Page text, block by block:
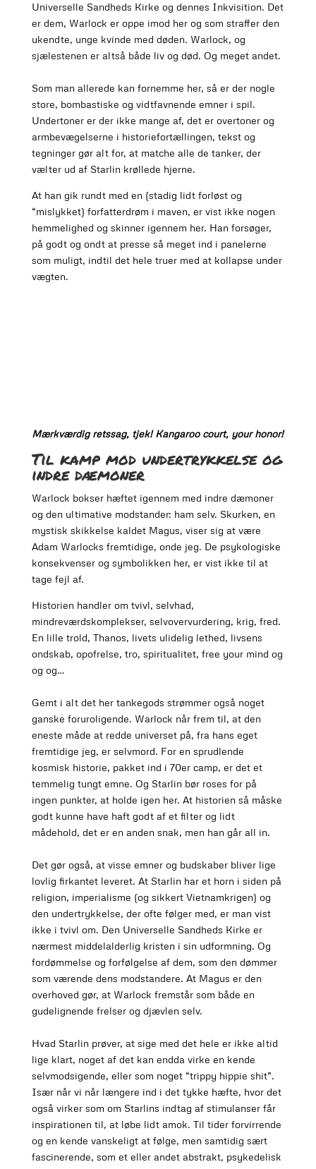
Universelle Sandheds Kirke og dennes Inkvisition. Det
er dem, Warlock er oppe imod her og som straffer den
ukendte, unge kvinde med døden. Warlock, og
sjælestenen er altså både liv og død. Og meget andet.
Som man allerede kan fornemme her, så er der nogle
store, bombastiske og vidtfavnende emner i spil.
Undertoner er der ikke mange af, det er overtoner og
armbevægelserne i historiefortællingen, tekst og
tegninger gør alt for, at matche alle de tanker, der
vælter ud af Starlin krøllede hjerne.
At han gik rundt med en (stadig lidt forløst og
“mislykket) forfatterdrøm i maven, er vist ikke nogen
hemmelighed og skinner igennem her. Han forsøger,
på godt og ondt at presse så meget ind i panelerne
som muligt, indtil det hele truer med at kollapse under
vægten.
Mærkværdig retssag, tjek! Kangaroo court, your honor!
Til kamp mod undertrykkelse og
indre dæmoner
Warlock bokser hæftet igennem med indre dæmoner
og den ultimative modstander: ham selv. Skurken, en
mystisk skikkelse kaldet Magus, viser sig at være
Adam Warlocks fremtidige, onde jeg. De psykologiske
konsekvenser og symbolikken her, er vist ikke til at
tage fejl af.
Historien handler om tvivl, selvhad,
mindreværdskomplekser, selvovervurdering, krig, fred.
En lille trold, Thanos, livets ulidelig lethed, livsens
ondskab, opofrelse, tro, spiritualitet, free your mind og
og og…
Gemt i alt det her tankegods strømmer også noget
ganske foruroligende. Warlock når frem til, at den
eneste måde at redde universet på, fra hans eget
fremtidige jeg, er selvmord. For en sprudlende
kosmisk historie, pakket ind i 70er camp, er det et
temmelig tungt emne. Og Starlin bør roses for på
ingen punkter, at holde igen her. At historien så måske
godt kunne have haft godt af et filter og lidt
mådehold, det er en anden snak, men han går all in.
Det gør også, at visse emner og budskaber bliver lige
lovlig firkantet leveret. At Starlin har et horn i siden på
religion, imperialisme (og sikkert Vietnamkrigen) og
den undertrykkelse, der ofte følger med, er man vist
ikke i tvivl om. Den Universelle Sandheds Kirke er
nærmest middelalderlig kristen i sin udformning. Og
fordømmelse og forfølgelse af dem, som den dømmer
som værende dens modstandere. At Magus er den
overhoved gør, at Warlock fremstår som både en
gudelignende frelser og djævlen selv.
Hvad Starlin prøver, at sige med det hele er ikke altid
lige klart, noget af det kan endda virke en kende
selvmodsigende, eller som noget “trippy hippie shit”.
Især når vi når længere ind i det tykke hæfte, hvor det
også virker som om Starlins indtag af stimulanser får
inspirationen til, at løbe lidt amok. Til tider forvirrende
og en kende vanskeligt at følge, men samtidig sært
fascinerende, som et eller andet abstrakt, psykedelisk